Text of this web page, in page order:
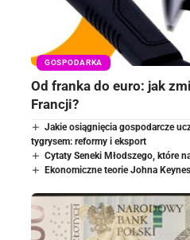
GOSPODARKA
Od franka do euro: jak
Francji?
Jakie osiągnięcia gospodarcze
tygrysem: reformy i eksport
Cytaty Seneki Młodszego, które
Ekonomiczne teorie Johna